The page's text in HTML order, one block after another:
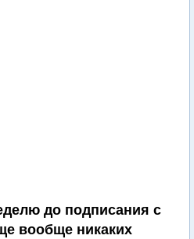
до подписания с
вообще никаких